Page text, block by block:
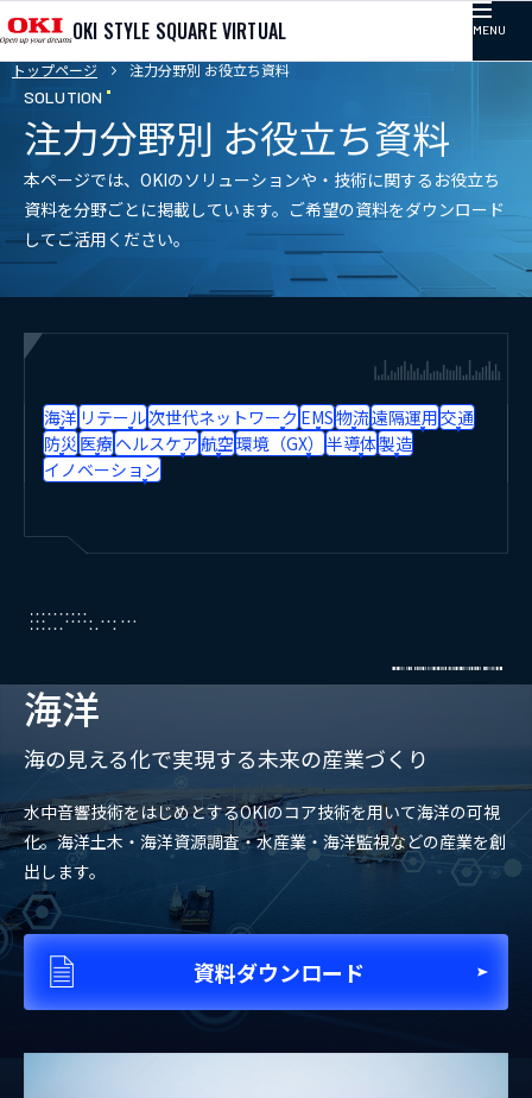
OKI STYLE SQUARE VIRTUAL
TOP
記事カテゴリ
プレゼンテーション
イベント
お問い合わせはこちらから
メニューを閉じる
MENU
トップページ
注力分野別 お役立ち資料
SOLUTION
注力分野別 お役立ち資料
本ページでは、OKIのソリューションや・技術に関するお役立ち
資料を分野ごとに掲載しています。ご希望の資料をダウンロード
してご活用ください。
海洋 リテール次世代ネットワーク EMS物流遠隔運用交通
防災 医療ヘルスケア航空環境（GX） 半導体製造
イノベーション
海洋
海の見える化で実現する未来の産業づくり
水中音響技術をはじめとするOKIのコア技術を用いて海洋の可視
化。海洋土木・海洋資源調査・水産業・海洋監視などの産業を創
出します。
資料ダウンロード